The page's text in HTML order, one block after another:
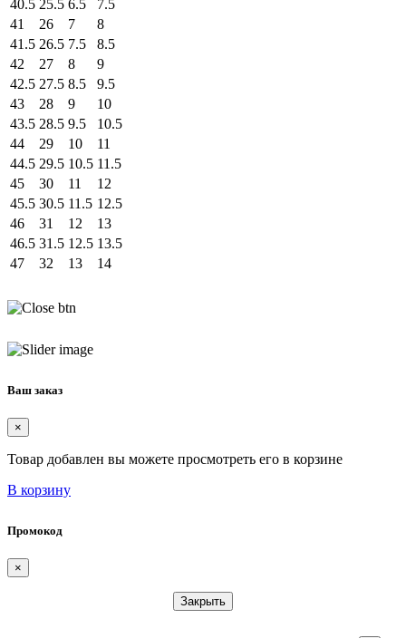
40.5 25.5 6.5
7.5
41
26 7
8
41.5 26.5 7.5
8.5
42
27 8
9
42.5 27.5 8.5
9.5
43
28 9
10
43.5 28.5 9.5
10.5
44
29 10
11
44.5 29.5 10.5 11.5
45
30 11
12
45.5 30.5 11.5 12.5
46
31 12
13
46.5 31.5 12.5 13.5
47
32 13 14
Ваш заказ
×
Товар добавлен вы можете просмотреть его в корзине
В корзину
Промокод
×
Закрыть